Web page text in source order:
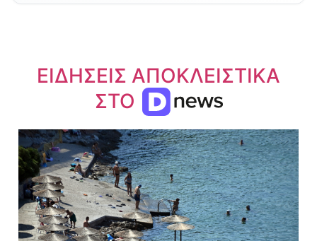
ΕΙΔΗΣΕΙΣ ΑΠΟΚΛΕΙΣΤΙΚΑ
ΣΤΟ